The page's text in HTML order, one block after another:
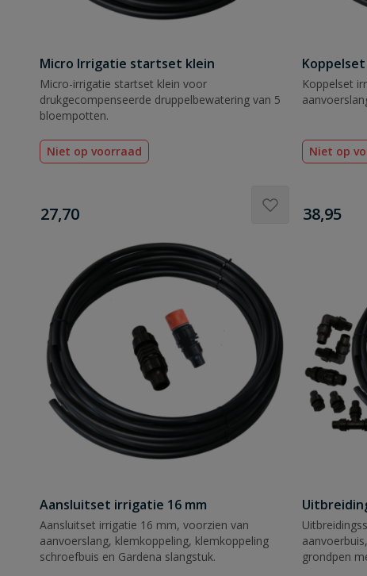
Micro Irrigatie startset klein
Micro-irrigatie startset klein voor
drukgecompenseerde druppelbewatering van 5
bloempotten.
Niet op voorraad
€
27,70
Koppelset
Niet op
€
38,95
Aansluitset irrigatie 16 mm
Aansluitset irrigatie 16 mm, voorzien van
aanvoerslang, klemkoppeling, klemkoppeling
schroefbuis en Gardena slangstuk.
grondpen